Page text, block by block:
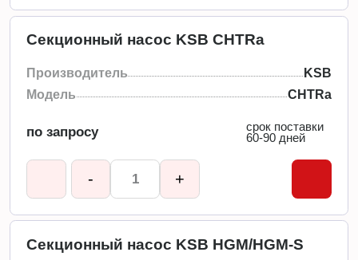
Секционный насос KSB CHTRa
Производитель
KSB
Модель
CHTRa
по запросу
срок поставки
60-90 дней
- +
Секционный насос KSB HGM/HGM-S